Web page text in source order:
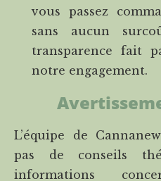
vous passez
sans aucun
transparence fait
notre engagement.
L’équipe de
pas de conseils
informations